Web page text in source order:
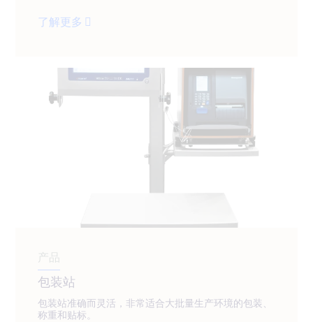
了解更多
产品
包装站
包装站准确而灵活，非常适合大批量生产环境的包装、
称重和贴标。